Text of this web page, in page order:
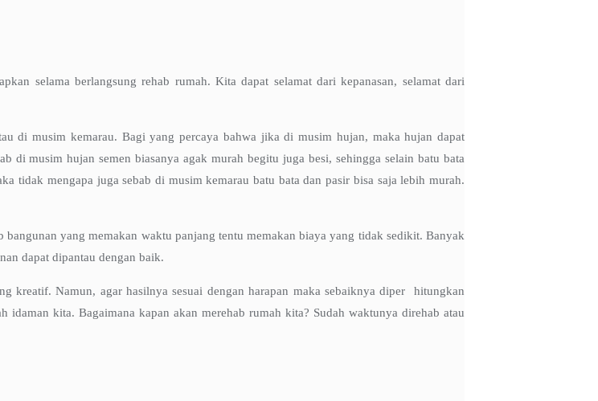
selama berlangsung rehab rumah. Kita dapat selamat dari kepanasan, selamat dari
di musim kemarau. Bagi yang percaya bahwa jika di musim hujan, maka hujan dapat
di musim hujan semen biasanya agak murah begitu juga besi, sehingga selain batu bata
tidak mengapa juga sebab di musim kemarau batu bata dan pasir bisa saja lebih murah.
bangunan yang memakan waktu panjang tentu memakan biaya yang tidak sedikit. Banyak
dapat dipantau dengan baik.
kreatif. Namun, agar hasilnya sesuai dengan harapan maka sebaiknya diper hitungkan
kita. Bagaimana kapan akan merehab rumah kita? Sudah waktunya direhab atau